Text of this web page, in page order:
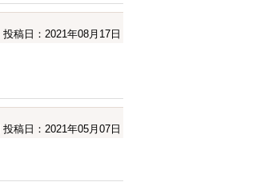
投稿日：2021年08月17日
投稿日：2021年05月07日